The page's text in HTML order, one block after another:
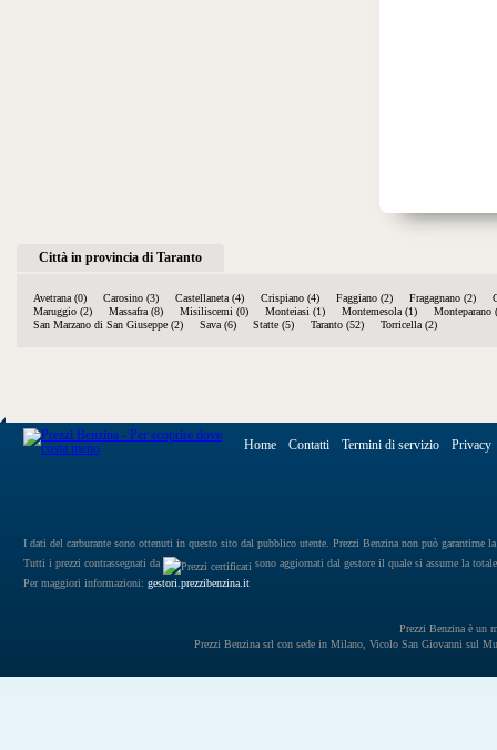
Città in provincia di Taranto
Avetrana (0) Carosino (3) Castellaneta (4) Crispiano (4) Faggiano (2) Fragagnano (2)
Maruggio (2)
Massafra (8) Misiliscemi (0) Monteiasi (1) Montemesola (1)
Monteparano
San Marzano di San Giuseppe (2)
Sava (6) Statte (5) Taranto (52) Torricella (2)
Home Contatti Termini di servizio Privacy
I dati del carburante sono ottenuti in questo sito dal pubblico utente. Prezzi Benzina non può garantirne
Tutti i prezzi contrassegnati da
sono aggiornati dal gestore il quale si assume la
Per maggiori informazioni: gestori.prezzibenzina.it
Prezzi Benzina è un
Prezzi Benzina srl con sede in Milano, Vicolo San Giovanni sul